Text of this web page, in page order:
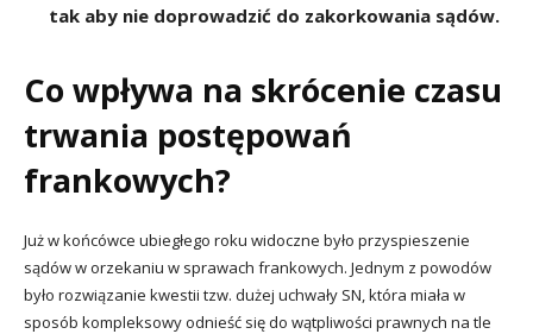
tak aby nie doprowadzić do zakorkowania sądów.
Co wpływa na skrócenie czasu
trwania postępowań
frankowych?
Już w końcówce ubiegłego roku widoczne było przyspieszenie
sądów w orzekaniu w sprawach frankowych. Jednym z powodów
było rozwiązanie kwestii tzw. dużej uchwały SN, która miała w
sposób kompleksowy odnieść się do wątpliwości prawnych na tle